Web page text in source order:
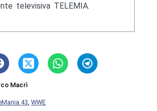
televisiva TELEMIA.
Macrì
43 ,WWE